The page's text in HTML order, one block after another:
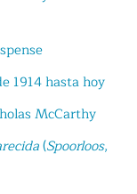
1914 hasta hoy
McCarthy
(Spoorloos,